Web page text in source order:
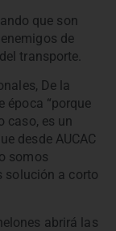
que son
de
transporte.
De la
época “porque
caso, es un
desde AUCAC
somos
solución a corto
abrirá las